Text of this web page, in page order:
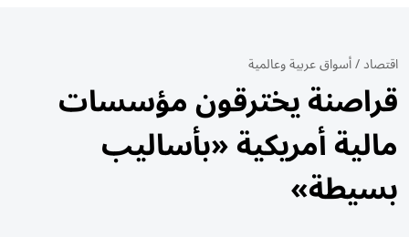
اقتصاد/أسواق عربية وعالمية
قراصنة يخترقون مؤسسات
مالية أمريكية «بأساليب
بسيطة»